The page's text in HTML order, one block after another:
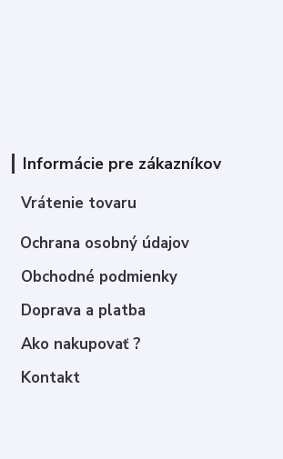
Informácie pre zákazníkov
Vrátenie tovaru
Ochrana osobný údajov
Obchodné podmienky
Doprava a platba
Ako nakupovať ?
Kontakt